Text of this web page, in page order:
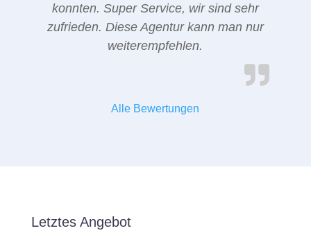
konnten. Super Service, wir sind sehr
zufrieden. Diese Agentur kann man nur
weiterempfehlen.
Alle Bewertungen
Letztes Angebot